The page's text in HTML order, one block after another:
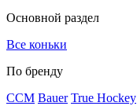
Основной раздел
Все коньки
По бренду
ССМ Bauer True Hockey